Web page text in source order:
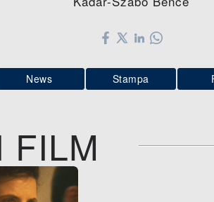
News Stampa
FILM